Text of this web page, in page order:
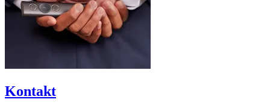
Kontakt